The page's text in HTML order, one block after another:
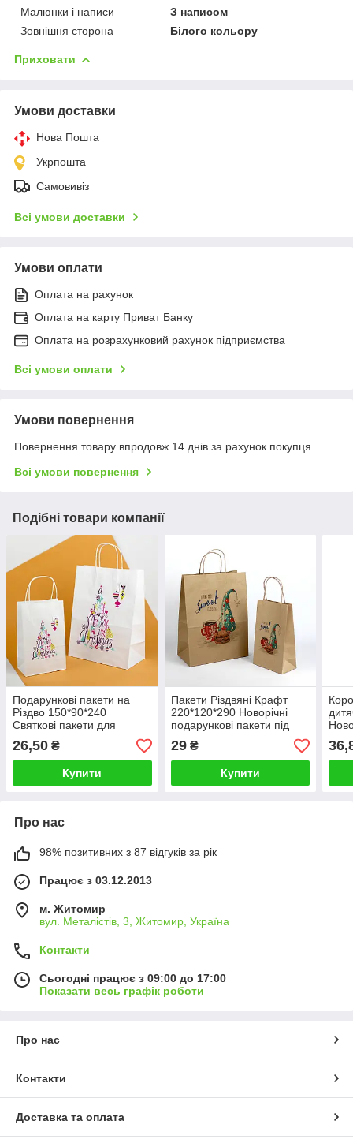
Малюнки і написи
З написом
Зовнішня сторона
Білого кольору
Приховати
Умови доставки
Нова Пошта
Укрпошта
Самовивіз
Всі умови доставки
Умови оплати
Оплата на рахунок
Оплата на карту Приват Банку
Оплата на розрахунковий рахунок підприємства
Всі умови оплати
Умови повернення
Повернення товару впродовж 14 днів за рахунок покупця
Всі умови повернення
Подібні товари компанії
Подарункові пакети на
Різдво 150*90*240
Святкові пакети для
цукерок гостинців
26,50 ₴
Купити
Пакети Різдвяні Крафт
220*120*290 Новорічні
подарункові пакети під
гостинці
29₴
Купити
св.
Про нас
98% позитивних з 87 відгуків за рік
Працює з 03.12.2013
м. Житомир
вул. Металістів, 3, Житомир, Україна
Контакти
Сьогодні працює з 09:00 до 17:00
Показати весь графік роботи
Про нас
Контакти
Доставка та оплата